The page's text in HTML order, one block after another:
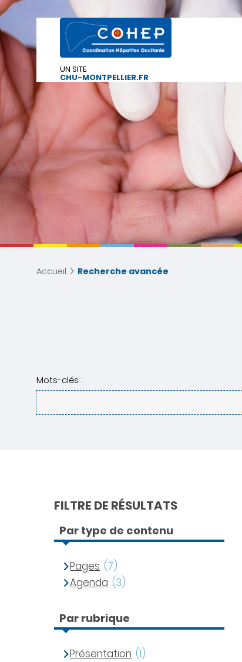
UN SITE
CHU-MONTPELLIER.FR
Accueil Recherche avancée
Mots-clés :
FILTRE DE RÉSULTATS
Par type de contenu
Pages (7)
Agenda (3)
Par rubrique
Présentation (1)